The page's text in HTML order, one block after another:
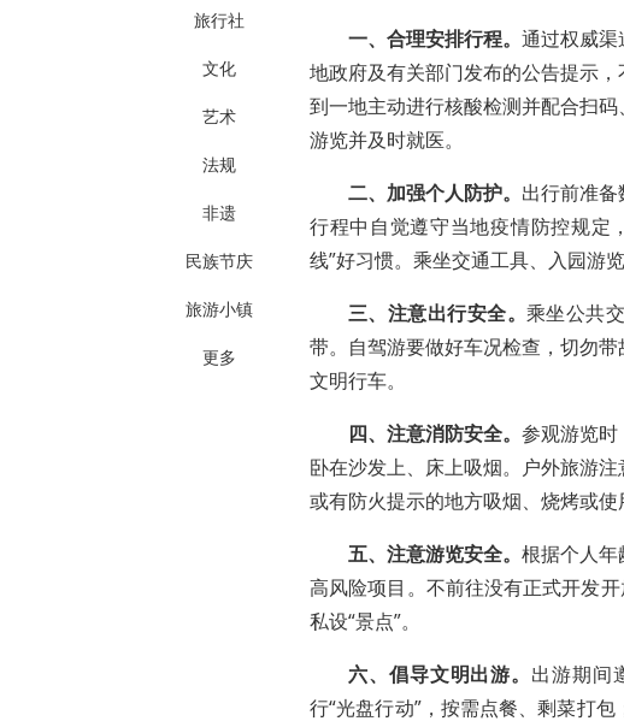
旅行社
文化
艺术
法规
非遗
民族节庆
旅游小镇
更多
一、合理安排行程。 通过权威
地政府及有关部门发布的公告提示
到一地主动进行核酸检测并配合扫
游览并及时就医。
二、加强个人防护。 出行前准备
行程中自觉遵守当地疫情防控规定
线”好习惯。乘坐交通工具、入园游
三、注意出行安全。 乘坐公共
带。自驾游要做好车况检查，切勿
文明行车。
四、注意消防安全。 参观游览
卧在沙发上、床上吸烟。户外旅游
或有防火提示的地方吸烟、烧烤或使
五、注意游览安全。 根据个人
高风险项目。不前往没有正式开发
私设“景点”。
六、倡导文明出游。 出游期间
行“光盘行动”，按需点餐、剩菜打